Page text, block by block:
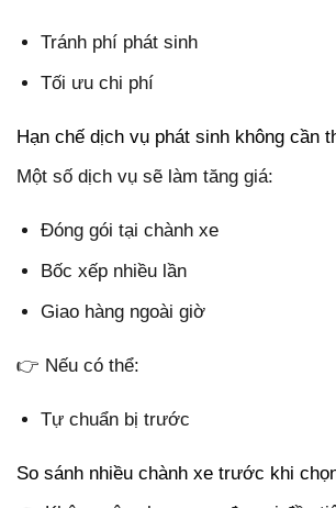
Tránh phí phát sinh
Tối ưu chi phí
Hạn chế dịch vụ phát sinh không cần
Một số dịch vụ sẽ làm tăng giá:
Đóng gói tại chành xe
Bốc xếp nhiều lần
Giao hàng ngoài giờ
👉 Nếu có thể:
Tự chuẩn bị trước
So sánh nhiều chành xe trước khi